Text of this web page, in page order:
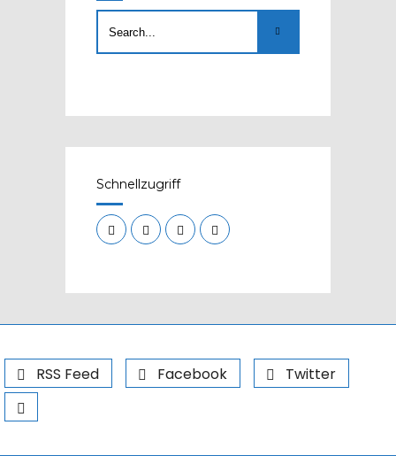
Schnellzugriff
RSS Feed Facebook Twitter